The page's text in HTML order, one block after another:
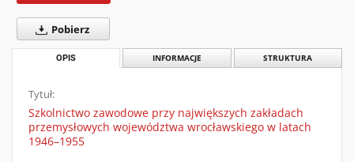
Pobierz
OPIS INFORMACJE STRUKTURA
Tytuł:
Szkolnictwo zawodowe przy największych zakładach
przemysłowych województwa wrocławskiego w latach
1946–1955